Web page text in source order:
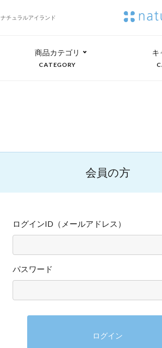
ナチュラルアイランド
商品カテゴリ
CATEGORY
キ
会員の方
ログインID（メールアドレス）
パスワード